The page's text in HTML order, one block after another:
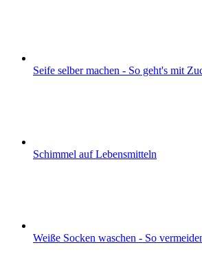
Seife selber machen - So geht's mit
Schimmel auf Lebensmitteln
Weiße Socken waschen - So